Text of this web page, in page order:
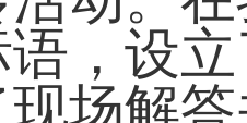
，设
场解